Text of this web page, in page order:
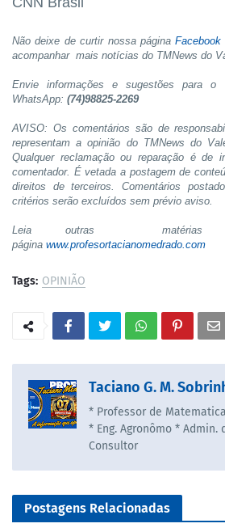
Não deixe de curtir nossa páginaFacebook
acompanhar mais notícias do TMNews do
Envie informações e sugestões para
WhatsApp: (74)98825-2269
AVISO: Os comentários são de
representam a opinião do TMNews do
Qualquer reclamação ou reparação é de
comentador. É vetada a postagem de
direitos de terceiros. Comentários
critérios serão excluídos sem prévio aviso.
Leia outras matérias
página www.profesortacianomedrado.com
Tags: OPINIÃO
Taciano G. M.
* Professor de
* Eng. Agronômo * Admin.
Consultor
Postagens Relacionadas